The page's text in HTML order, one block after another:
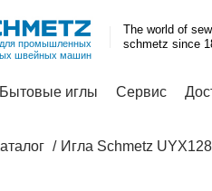
промышленных
швейных машин
The world of
schmetz since
Бытовые иглы Сервис
Игла Schmetz